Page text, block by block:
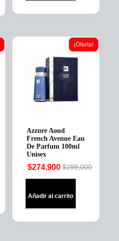
¡Oferta!
Azzure Aoud
French Avenue Eau
De Parfum 100ml
Unisex
$299,000
Original
was:
$274,900
Current
is:
Añadir al carrito